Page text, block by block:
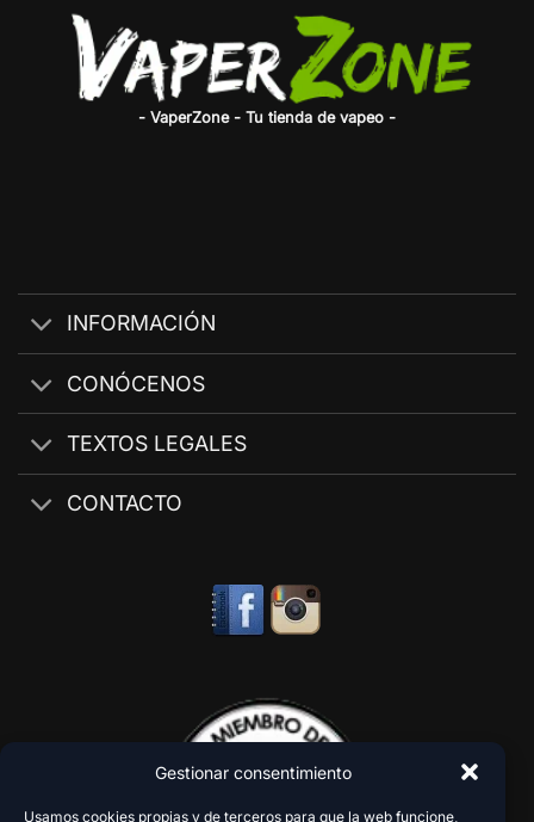
Gestionar consentimiento
Usamos cookies propias y de terceros para que la web funcione,
- VaperZone - Tu tienda de vapeo -
INFORMACIÓN
CONÓCENOS
TEXTOS LEGALES
CONTACTO